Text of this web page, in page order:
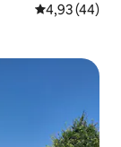
საშუალო
4,93 (44)